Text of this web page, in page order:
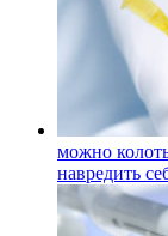
можно
навредить